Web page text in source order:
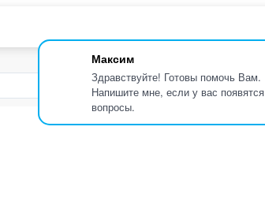
Максим
Здравствуйте! Готовы помочь Вам.
Напишите мне, если у вас появятся
вопросы.